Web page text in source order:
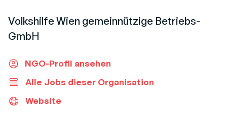
Volkshilfe Wien gemeinnützige Betriebs-
GmbH
NGO-Profil ansehen
Alle Jobs dieser Organisation
Website